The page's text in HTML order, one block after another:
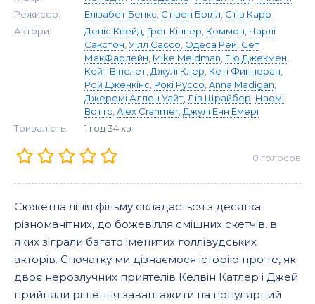
Режисер:
Елізабет Бенкс Стівен Брілл Стів Карр
Актори:
Деніс Квейд Грег Кіннер Коммон Чарлі
Сакстон Уїлл Сассо Одеса Рей Сет
МакФарлейн Mike Meldman Г'ю Джекмен
Кейт Вінслет Джулі Клер Кеті Финнеран
Рой Дженкінс Рокі Руссо Anna Madigan
Джеремі Аллен Уайт Лів Шрайбер Наомі
Воттс Alex Cranmer Джулі Енн Емері
Тривалість:
1 год 34 хв
0 голосов
Сюжетна лінія фільму складається з десятка
різноманітних, до божевілля смішних скетчів, в
яких зіграли багато іменитих голлівудських
акторів. Спочатку ми дізнаємося історію про те, як
двоє нерозлучних приятелів Келвін Катлер і Джей
прийняли рішення завантажити на популярний